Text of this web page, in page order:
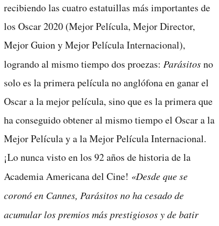
recibiendo las cuatro estatuillas más importantes de
los Oscar 2020 (Mejor Película, Mejor Director,
Mejor Guion y Mejor Película Internacional),
logrando al mismo tiempo dos proezas: Parásitosno
solo es la primera película no anglófona en ganar el
Oscar a la mejor película, sino que es la primera que
ha conseguido obtener al mismo tiempo el Oscar a la
Mejor Película y a la Mejor Película Internacional.
¡Lo nunca visto en los 92 años de historia de la
Academia Americana del Cine! «Desde que se
coronó en Cannes, Parásitos no ha cesado de
acumular los premios más prestigiosos y de batir